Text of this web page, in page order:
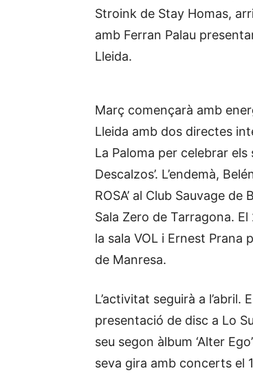
Stroink de Stay Homas,
amb Ferran Palau
Lleida.
Març començarà amb
Lleida amb dos directes
La Paloma per celebrar els
Descalzos’. L’endemà,
ROSA’ al Club Sauvage
Sala Zero de Tarragona. El
la sala VOL i Ernest Prana
de Manresa.
L’activitat seguirà a
presentació de disc a Lo
seu segon àlbum ‘Alter
seva gira amb concerts el